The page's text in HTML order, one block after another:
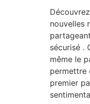
nouvelles
sécurisé .
même le
permettre
premier